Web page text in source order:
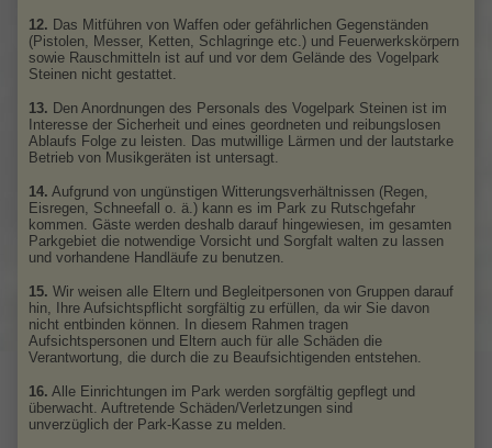
12. Das Mitführen von Waffen oder gefährlichen Gegenständen
(Pistolen, Messer, Ketten, Schlagringe etc.) und Feuerwerkskörpern
sowie Rauschmitteln ist auf und vor dem Gelände des Vogelpark
Steinen nicht gestattet.
13. Den Anordnungen des Personals des Vogelpark Steinen ist im
Interesse der Sicherheit und eines geordneten und reibungslosen
Ablaufs Folge zu leisten. Das mutwillige Lärmen und der lautstarke
Betrieb von Musikgeräten ist untersagt.
14. Aufgrund von ungünstigen Witterungsverhältnissen (Regen,
Eisregen, Schneefall o. ä.) kann es im Park zu Rutschgefahr
kommen. Gäste werden deshalb darauf hingewiesen, im gesamten
Parkgebiet die notwendige Vorsicht und Sorgfalt walten zu lassen
und vorhandene Handläufe zu benutzen.
15. Wir weisen alle Eltern und Begleitpersonen von Gruppen darauf
hin, Ihre Aufsichtspflicht sorgfältig zu erfüllen, da wir Sie davon
nicht entbinden können. In diesem Rahmen tragen
Aufsichtspersonen und Eltern auch für alle Schäden die
Verantwortung, die durch die zu Beaufsichtigenden entstehen.
16. Alle Einrichtungen im Park werden sorgfältig gepflegt und
überwacht. Auftretende Schäden/Verletzungen sind
unverzüglich der Park-Kasse zu melden.